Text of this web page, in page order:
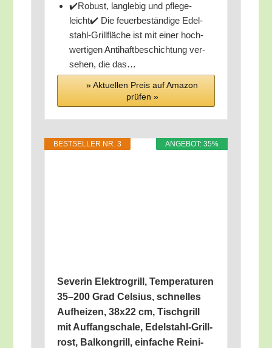
✔️Robust, lang­le­big und pfle­ge­
leicht✔️ Die feu­er­be­stän­di­ge Edel­
stahl-Grill­flä­che ist mit einer hoch­
wer­ti­gen Anti­haft­be­schich­tung ver­
se­hen, die das…
» Aktu­el­len Preis auf Ama­zon
prü­fen »
ANGE­BOT: 35%
BEST­SEL­LER NR. 3
Seve­rin Elek­tro­grill, Tem­pe­ra­tu­ren
35–200 Grad Cel­si­us, schnel­les
Auf­hei­zen, 38x22 cm, Tisch­grill
mit Auf­fang­scha­le, Edel­stahl-Grill­
rost, Bal­kon­grill, ein­fa­che Rei­ni­